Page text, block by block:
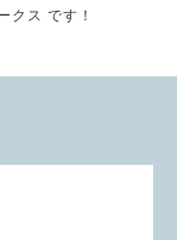
クス です！